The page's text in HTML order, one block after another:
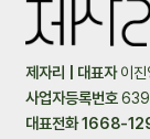
제자리 | 대표자이
사업자등록번호
대표전화 1668-